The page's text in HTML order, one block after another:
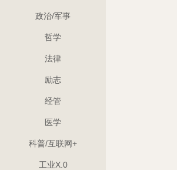
政治/军事
哲学
法律
励志
经管
医学
科普/互联网+
工业X.0